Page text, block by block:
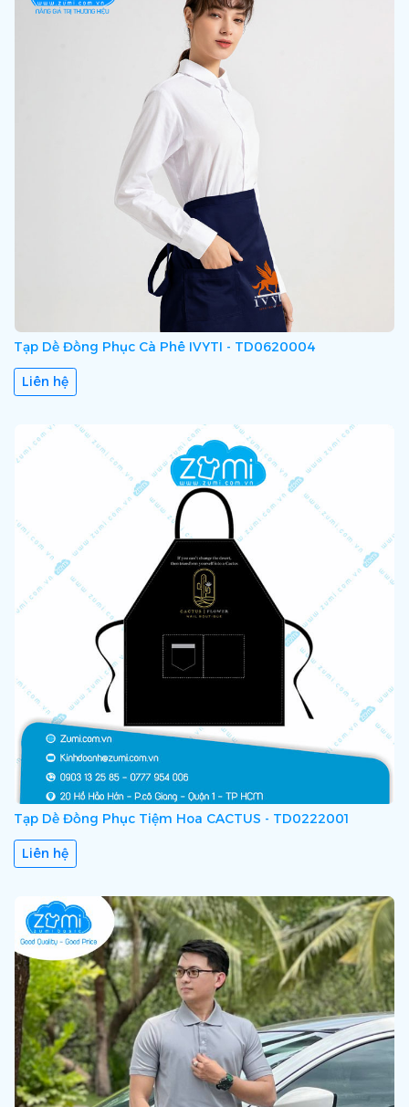
Tạp Dề Đồng Phục Cà Phê IVYTI - TD0620004
Liên hệ
Tạp Dề Đồng Phục Tiệm Hoa CACTUS - TD0222001
Liên hệ